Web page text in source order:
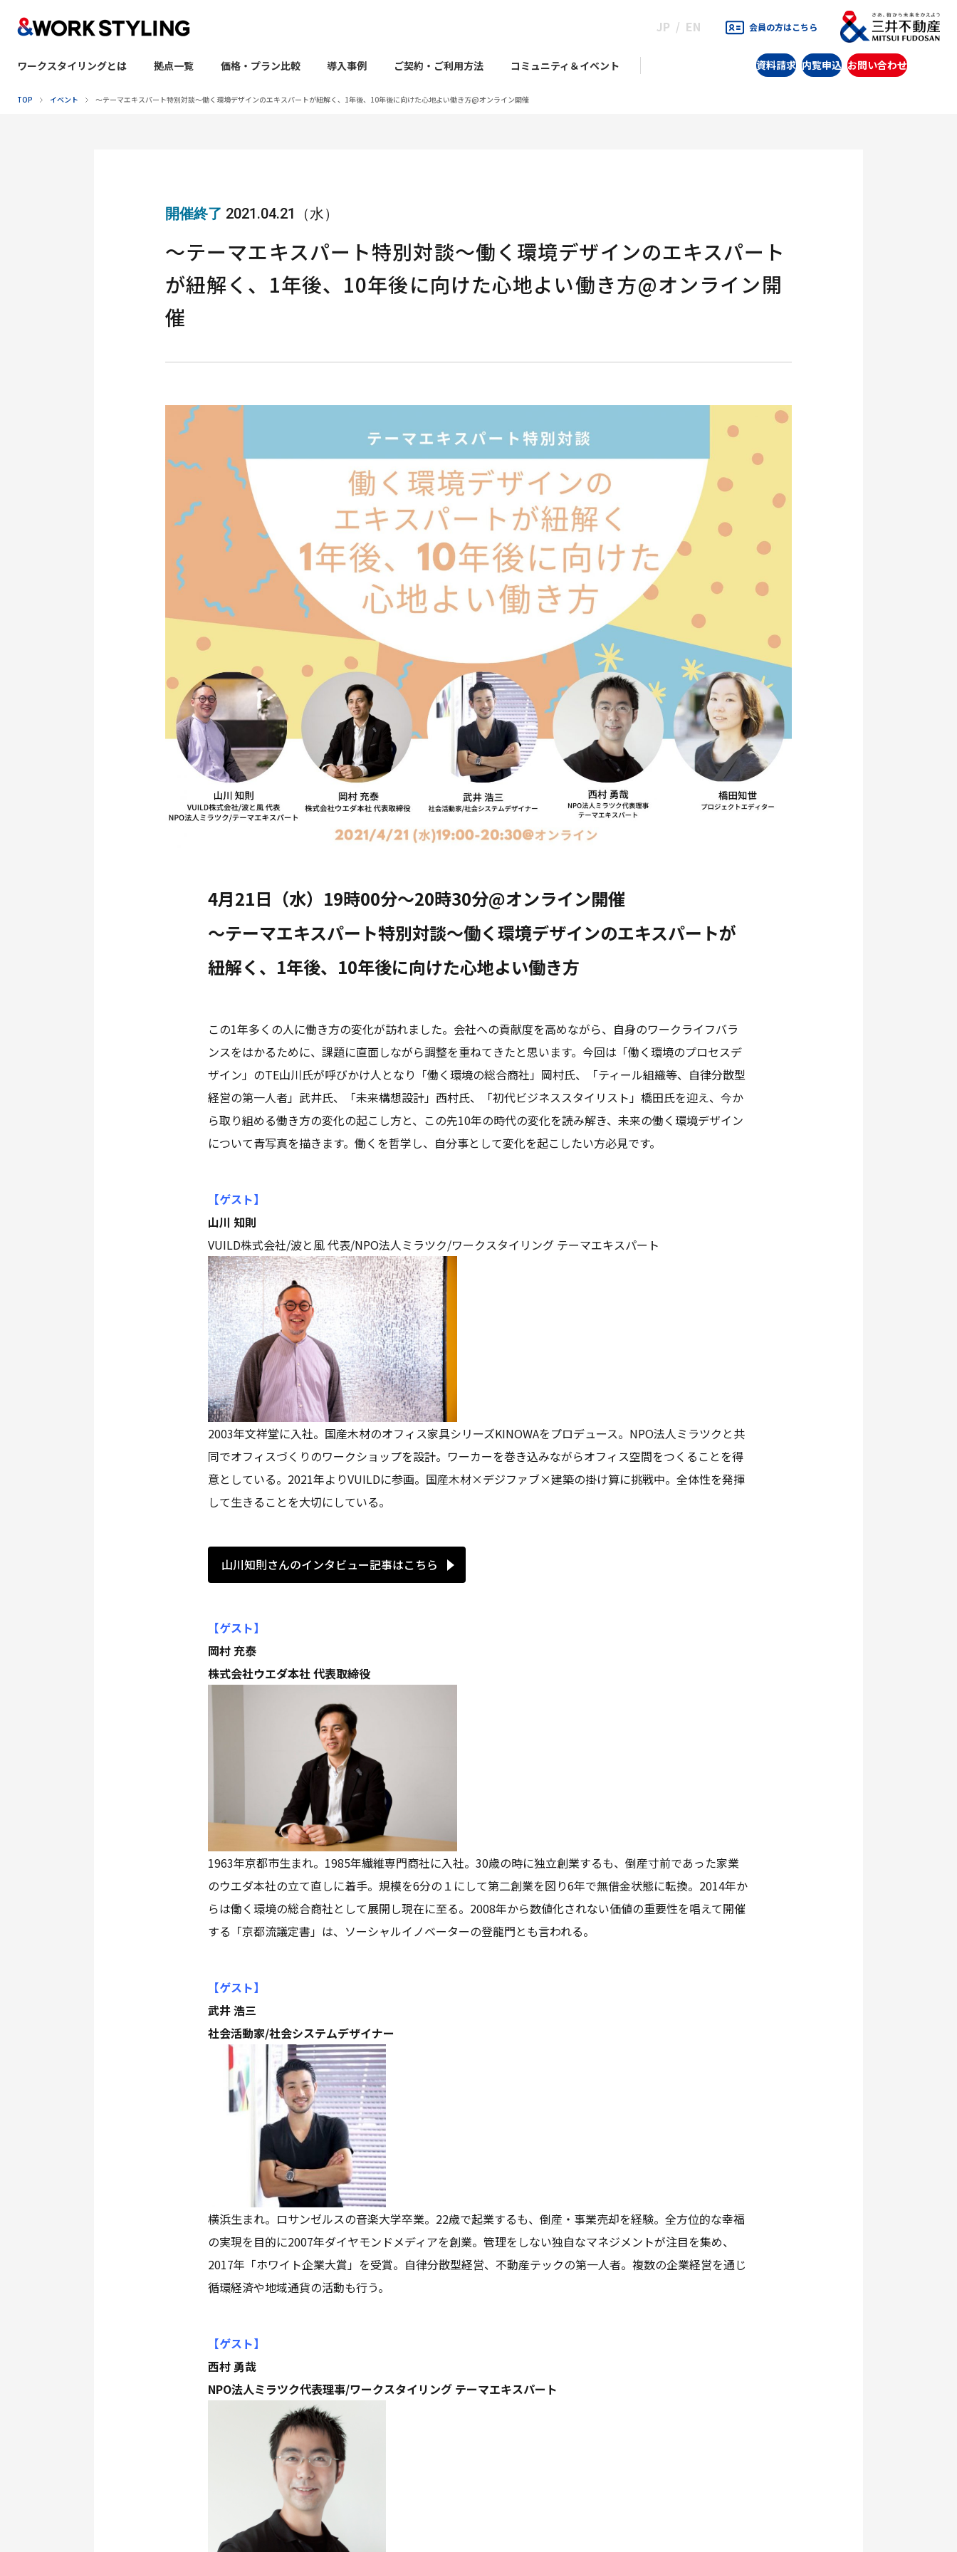
JP EN 会員の方はこちら
ワークスタイリングとは 拠点一覧 価格・プラン比較 導入事例 ご契約・ご利用方法 コミュニティ＆イベント 資料請求 内覧申込 お問い合わせ
TOP イベント 〜テーマエキスパート特別対談〜働く環境デザインのエキスパートが紐解く、1年後、10年後に向けた心地よい働き方@オンライン開催
開催終了 2021.04.21（水）
〜テーマエキスパート特別対談〜働く環境デザインのエキスパート
が紐解く、1年後、10年後に向けた心地よい働き方@オンライン開
催
4月21日（水）19時00分〜20時30分@オンライン開催
〜テーマエキスパート特別対談〜働く環境デザインのエキスパートが
紐解く、1年後、10年後に向けた心地よい働き方
この1年多くの人に働き方の変化が訪れました。会社への貢献度を高めながら、自身のワークライフバラ
ンスをはかるために、課題に直面しながら調整を重ねてきたと思います。今回は「働く環境のプロセスデ
ザイン」のTE山川氏が呼びかけ人となり「働く環境の総合商社」岡村氏、「ティール組織等、自律分散型
経営の第一人者」武井氏、「未来構想設計」西村氏、「初代ビジネススタイリスト」橋田氏を迎え、今か
ら取り組める働き方の変化の起こし方と、この先10年の時代の変化を読み解き、未来の働く環境デザイン
について青写真を描きます。働くを哲学し、自分事として変化を起こしたい方必見です。
【ゲスト】
山川 知則
VUILD株式会社/波と風 代表/NPO法人ミラツク/ワークスタイリング テーマエキスパート
2003年文祥堂に入社。国産木材のオフィス家具シリーズKINOWAをプロデュース。NPO法人ミラツクと共
同でオフィスづくりのワークショップを設計。ワーカーを巻き込みながらオフィス空間をつくることを得
意としている。2021年よりVUILDに参画。国産木材×デジファブ×建築の掛け算に挑戦中。全体性を発揮
して生きることを大切にしている。
山川知則さんのインタビュー記事はこちら
【ゲスト】
岡村 充泰
株式会社ウエダ本社 代表取締役
1963年京都市生まれ。1985年繊維専門商社に入社。30歳の時に独立創業するも、倒産寸前であった家業
のウエダ本社の立て直しに着手。規模を6分の１にして第二創業を図り6年で無借金状態に転換。2014年か
らは働く環境の総合商社として展開し現在に至る。2008年から数値化されない価値の重要性を唱えて開催
する「京都流議定書」は、ソーシャルイノベーターの登龍門とも言われる。
【ゲスト】
武井 浩三
社会活動家/社会システムデザイナー
横浜生まれ。ロサンゼルスの音楽大学卒業。22歳で起業するも、倒産・事業売却を経験。全方位的な幸福
の実現を目的に2007年ダイヤモンドメディアを創業。管理をしない独自なマネジメントが注目を集め、
2017年「ホワイト企業大賞」を受賞。自律分散型経営、不動産テックの第一人者。複数の企業経営を通じ
循環経済や地域通貨の活動も行う。
【ゲスト】
西村 勇哉
NPO法人ミラツク代表理事/ワークスタイリング テーマエキスパート